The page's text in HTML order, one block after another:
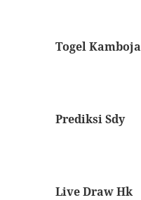
Togel Kamboja
Prediksi Sdy
Live Draw Hk